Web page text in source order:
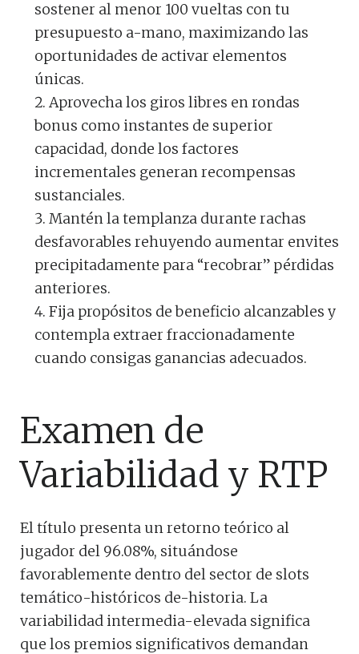
sostener al menor 100 vueltas con tu
presupuesto a-mano, maximizando las
oportunidades de activar elementos
únicas.
Aprovecha los giros libres en rondas
bonus como instantes de superior
capacidad, donde los factores
incrementales generan recompensas
sustanciales.
Mantén la templanza durante rachas
desfavorables rehuyendo aumentar envites
precipitadamente para “recobrar” pérdidas
anteriores.
Fija propósitos de beneficio alcanzables y
contempla extraer fraccionadamente
cuando consigas ganancias adecuados.
Examen de
Variabilidad y RTP
El título presenta un retorno teórico al
jugador del 96.08%, situándose
favorablemente dentro del sector de slots
temático-históricos de-historia. La
variabilidad intermedia-elevada significa
que los premios significativos demandan